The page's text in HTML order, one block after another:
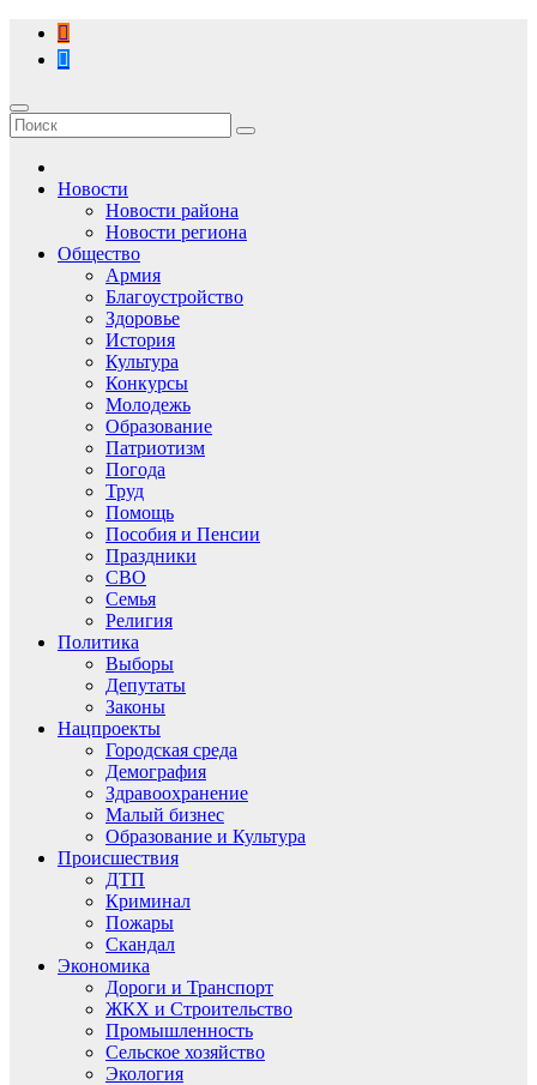
Перейти
содержимому
Новости
Новости района
Новости региона
Общество
Армия
Благоустройство
Здоровье
История
Культура
Конкурсы
Молодежь
Образование
Патриотизм
Погода
Труд
Помощь
Пособия и Пенсии
Праздники
СВО
Семья
Религия
Политика
Выборы
Депутаты
Законы
Нацпроекты
Городская среда
Демография
Здравоохранение
Малый бизнес
Образование и Культура
Происшествия
ДТП
Криминал
Пожары
Скандал
Экономика
Дороги и Транспорт
ЖКХ и Строительство
Промышленность
Сельское хозяйство
Экология